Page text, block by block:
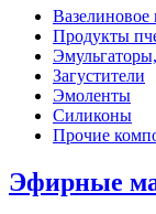
Вазелиновое
Продукты
Загустители
Эмоленты
Силиконы
Прочие
Эфирные